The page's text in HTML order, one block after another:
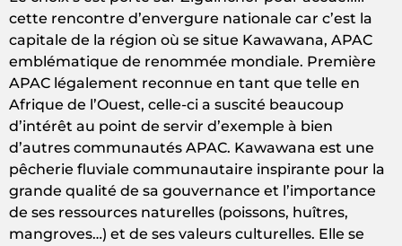
cette rencontre d’envergure nationale car c’est la
capitale de la région où se situe Kawawana, APAC
emblématique de renommée mondiale. Première
APAC légalement reconnue en tant que telle en
Afrique de l’Ouest, celle-ci a suscité beaucoup
d’intérêt au point de servir d’exemple à bien
d’autres communautés APAC. Kawawana est une
pêcherie fluviale communautaire inspirante pour la
grande qualité de sa gouvernance et l’importance
de ses ressources naturelles (poissons, huîtres,
mangroves…) et de ses valeurs culturelles. Elle se